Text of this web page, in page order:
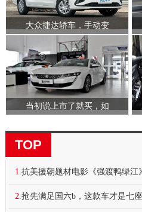
大众捷达轿车，手动变
当初说上市了就买，如
TOP
1. 抗美援朝题材电影《强渡鸭绿江
2. 抢先满足国六b，这款车才是七